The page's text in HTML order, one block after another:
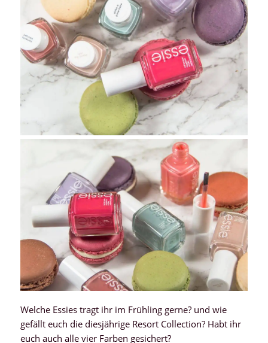
Welche Essies tragt ihr im Frühling gerne? und wie
gefällt euch die diesjährige Resort Collection? Habt ihr
euch auch alle vier Farben gesichert?